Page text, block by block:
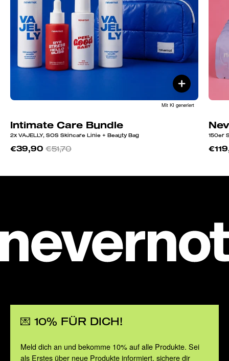
Mit KI generiert
Intimate Care Bundle
2x VAJELLY, SOS Skincare Linie + Beauty Bag
€39,90 €51,70
150er
💌 10% FÜR DICH!
Meld dich an und bekomme 10% auf alle Produkte. Sei
als Erstes über neue Produkte informiert, sichere dir